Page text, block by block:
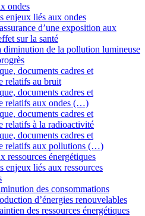
ondes
enjeux liés aux ondes
d’une exposition aux
sur la santé
diminution de la pollution lumineuse
documents cadres et
relatifs au bruit
documents cadres et
relatifs aux ondes (…)
documents cadres et
relatifs à la radioactivité
documents cadres et
relatifs aux pollutions (…)
ressources énergétiques
enjeux liés aux ressources
des consommations
d’énergies renouvelables
des ressources énergétiques